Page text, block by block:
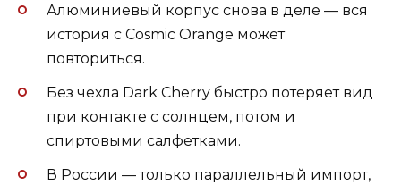
Алюминиевый корпус снова в деле — вся
история с Cosmic Orange может
повториться.
Без чехла Dark Cherry быстро потеряет вид
при контакте с солнцем, потом и
спиртовыми салфетками.
В России — только параллельный импорт,